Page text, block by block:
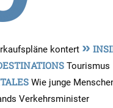
kontert »
Tourismus
Wie junge
Verkehrsminister